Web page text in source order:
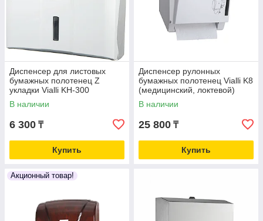
Диспенсер для листовых
бумажных полотенец Z
укладки Vialli KH-300
(Турция)
В наличии
6 300 ₸
Купить
Диспенсер рулонных
бумажных полотенец Vialli K8
(медицинский, локтевой)
В наличии
25 800 ₸
Купить
Акционный товар!